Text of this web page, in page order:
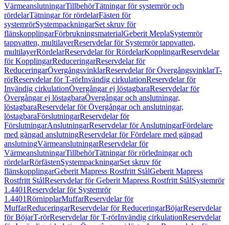
VärmeanslutningarTillbehörTätningar för systemrör och
rördelarTätningar för rördelarFästen för
systemrörSystempackningarSet skruv för
flänskopplingarFörbrukningsmaterialGeberit MeplaSystemrör
tappvatten, multilayerReservdelar för Systemrör tappvatten,
multilayerRördelarReservdelar för RördelarKopplingarReservdelar
för KopplingarReduceringarReservdelar för
ReduceringarÖvergångsvinklarReservdelar för ÖvergångsvinklarT-
rörReservdelar för T-rörInvändig cirkulationReservdelar för
Invändig cirkulationÖvergångar ej löstagbaraReservdelar för
Övergångar ej löstagbaraÖvergångar och anslutningar,
löstagbaraReservdelar för Övergångar och anslutningar,
löstagbaraFörslutningarReservdelar för
FörslutningarAnslutningarReservdelar för AnslutningarFördelare
med gängad anslutningReservdelar för Fördelare med gängad
anslutningVärmeanslutningarReservdelar för
VärmeanslutningarTillbehörTätningar för rörledningar och
rördelarRörfästenSystempackningarSet skruv för
flänskopplingarGeberit Mapress Rostfritt StålGeberit Mapress
Rostfritt StålReservdelar för Geberit Mapress Rostfritt StålSystemrör
1.4401Reservdelar för Systemrör
1.4401RörnipplarMuffarReservdelar för
MuffarReduceringarReservdelar för ReduceringarBöjarReservdelar
för BöjarT-rörReservdelar för T-rörInvändig cirkulationReservdelar